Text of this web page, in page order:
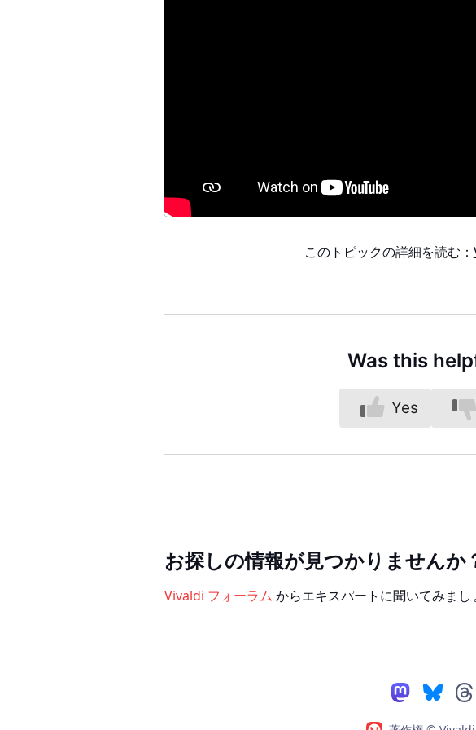
このトピックの詳細を読む：
Was this
Yes
お探しの情報が見つかりませんか
Vivaldi フォーラム からエキスパートに聞いてみまし